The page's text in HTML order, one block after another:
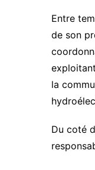
Entre
de son
la
Du coté